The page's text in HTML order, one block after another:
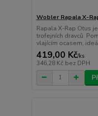
Wobler Rapala X-
Rapala X-Rap Otus
trofejních dravců.
vlajícím ocasem,
419,00 Kč/ks
346,28 Kč bez DPH